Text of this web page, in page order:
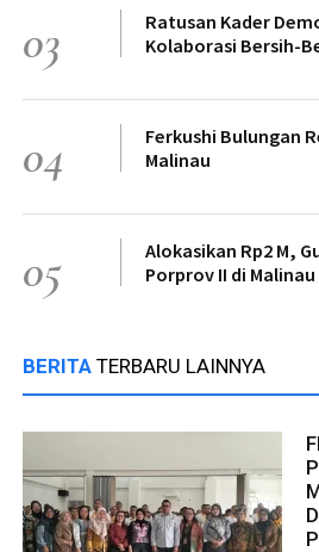
03
Ratusan Kader
Kolaborasi Bersih-
04
Ferkushi Bulungan
Malinau
05
Alokasikan Rp2 M,
Porprov II di Malinau
BERITA TERBARU LAINNYA